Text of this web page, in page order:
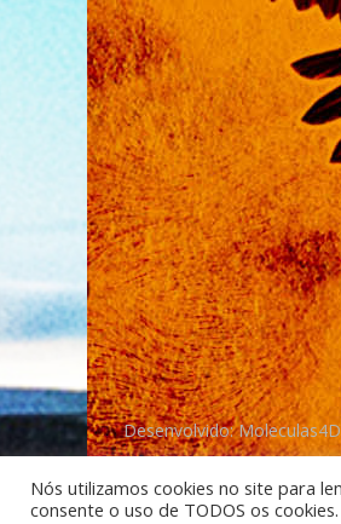
Desenvolvido:
Nós utilizamos cookies no site para
consente o uso de TODOS os